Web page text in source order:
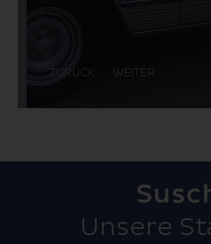
ZURÜCK WEITER
Unsere